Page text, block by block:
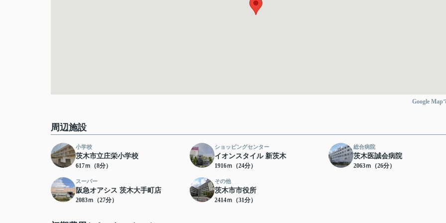
Google Map
周辺施設
小学校
茨木市立庄栄小学校
617ｍ（8分）
ショッピングセンター
イオンスタイル 新茨木
1916ｍ（24分）
総合病院
茨木医誠会病院
2063ｍ（26分）
スーパー
阪急オアシス 茨木大手町店
2083ｍ（27分）
その他
茨木市市役所
2414ｍ（31分）